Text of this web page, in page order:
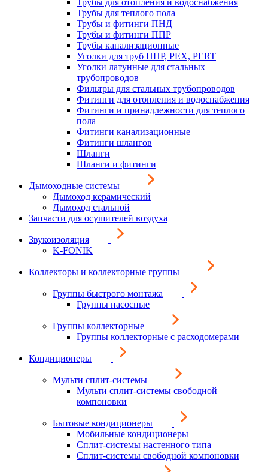
Трубы для отопления и водоснабжения
Трубы для теплого пола
Трубы и фитинги ПНД
Трубы и фитинги ППР
Трубы канализационные
Уголки для труб ППР, PEX, PERT
Уголки латунные для стальных
трубопроводов
Фильтры для стальных трубопроводов
Фитинги для отопления и водоснабжения
Фитинги и принадлежности для теплого
пола
Фитинги канализационные
Фитинги шлангов
Шланги
Шланги и фитинги
Дымоходные системы
Дымоход керамический
Дымоход стальной
Запчасти для осушителей воздуха
Звукоизоляция
K-FONIK
Коллекторы и коллекторные группы
Группы быстрого монтажа
Группы насосные
Группы коллекторные
Группы коллекторные с расходомерами
Кондиционеры
Мульти сплит-системы
Мульти сплит-системы свободной
компоновки
Бытовые кондиционеры
Мобильные кондиционеры
Сплит-системы настенного типа
Сплит-системы свободной компоновки